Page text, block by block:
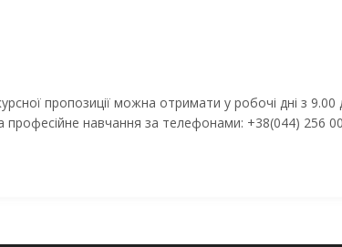
пропозиції можна отримати у робочі дні з
навчання за телефонами: +38(044) 256